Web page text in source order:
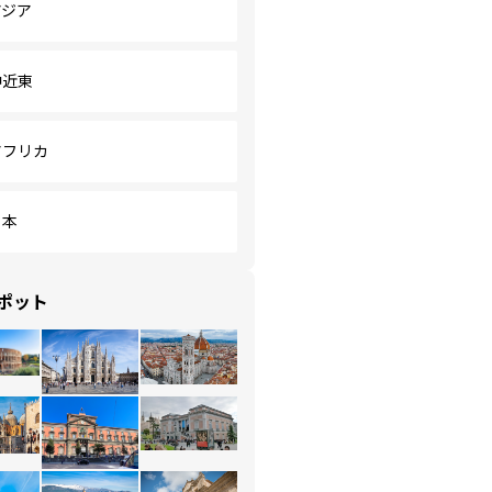
ア
東
リカ
ット